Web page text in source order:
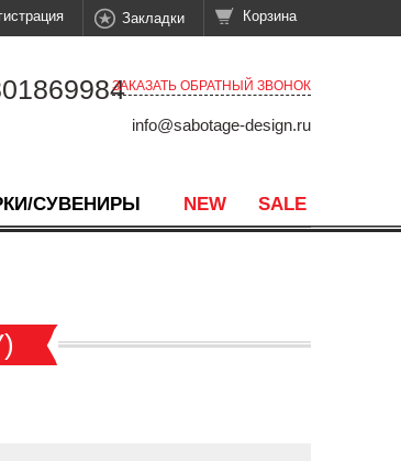
Закладки Корзина
СУВЕНИРЫ NEW SALE
ЗАКАЗАТЬ ОБРАТНЫЙ ЗВОНОК
info@sabotage-design.ru